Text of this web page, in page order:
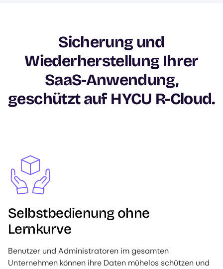
Sicherung und
Wiederherstellung Ihrer
SaaS-Anwendung,
geschützt auf HYCU R-Cloud.
Image
Selbstbedienung ohne
Lernkurve
Benutzer und Administratoren im gesamten
Unternehmen können ihre Daten mühelos schützen und